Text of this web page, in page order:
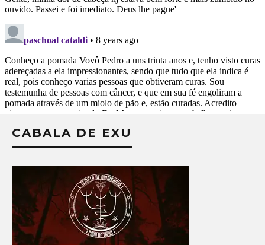
CABALA DE EXU